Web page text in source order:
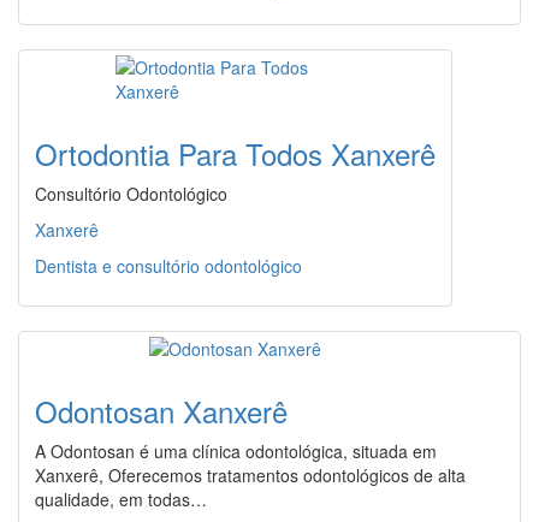
Ortodontia Para Todos Xanxerê
Consultório Odontológico
Xanxerê
Dentista e consultório odontológico
Odontosan Xanxerê
A Odontosan é uma clínica odontológica, situada em
Xanxerê, Oferecemos tratamentos odontológicos de alta
qualidade, em todas…